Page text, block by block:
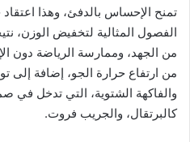
تمنح الإحساس بالدفئ، وهذا
الفصول المثالية لتخفيض الوزن،
من الجهد، وممارسة الرياضة دون
من ارتفاع حرارة الجو، إضافة إلى
والفاكهة الشتوية، التي تدخل في
كالبرتقال، والجريب فروت.